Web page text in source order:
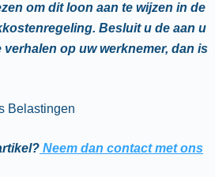
om dit loon aan te wijzen in de
Besluit u de aan u
op uw werknemer, dan is
Belastingen
Neem dan contact met ons